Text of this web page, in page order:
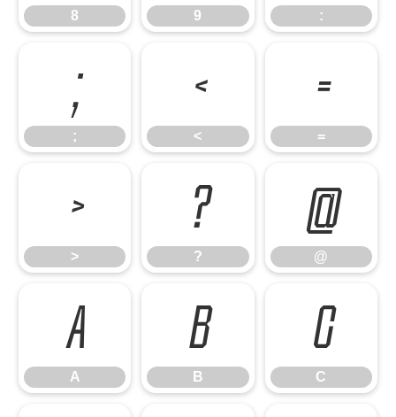
8 9 :
;
;
<
<
=
=
>
>
?
?
@
@
A
A
B
B
C
C